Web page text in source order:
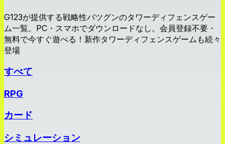
G123が提供する戦略性バツグンのタワーディフェンスゲー
ム一覧。PC・スマホでダウンロードなし。会員登録不要・
無料で今すぐ遊べる！新作タワーディフェンスゲームも続々
登場
すべて
RPG
カード
シミュレーション